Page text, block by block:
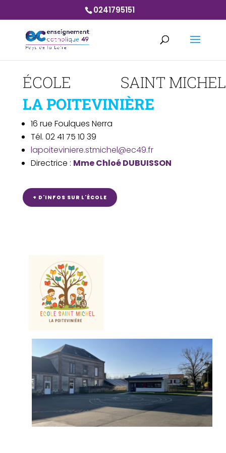
0241795151
ÉCOLE SAINT
LA POITEVINIÈRE
16 rue Foulques Nerra
Tél. 02 41 75 10 39
lapoiteviniere.stmichel@ec49.fr
Directrice : Mme Chloé DUBUISSON
+ D'INFOS SUR L'ÉCOLE